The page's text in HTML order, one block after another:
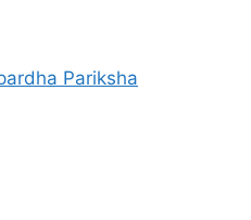
Pariksha